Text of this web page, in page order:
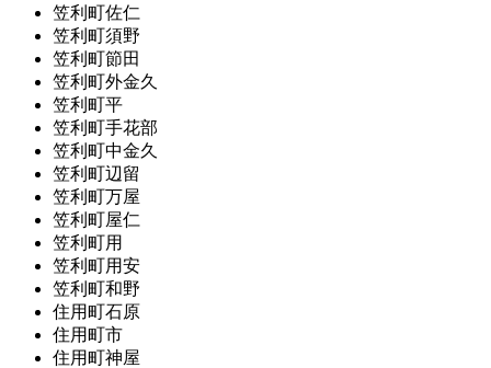
笠利町佐仁
笠利町須野
笠利町節田
笠利町外金久
笠利町平
笠利町手花部
笠利町中金久
笠利町辺留
笠利町万屋
笠利町屋仁
笠利町用
笠利町用安
笠利町和野
住用町石原
住用町市
住用町神屋